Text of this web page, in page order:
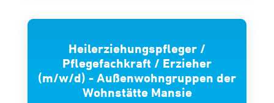
Heilerziehungspfleger /
Pflegefachkraft / Erzieher
(m/w/d) - Außenwohngruppen der
Wohnstätte Mansie